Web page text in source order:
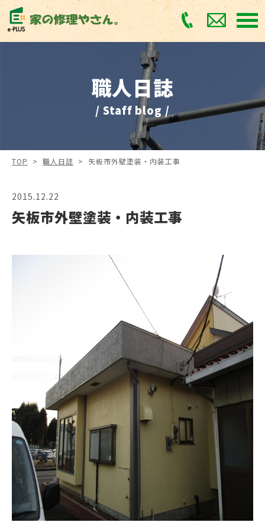
職人日誌
/ Staff blog /
TOP > 職人日誌 > 矢板市外壁塗装・内装工事
2015.12.22
矢板市外壁塗装・内装工事